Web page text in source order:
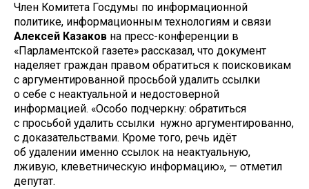
Член Комитета Госдумы по информационной
политике, информационным технологиям и связи
Алексей Казаков на пресс-конференции в
«Парламентской газете» рассказал, что документ
наделяет граждан правом обратиться к поисковикам
с аргументированной просьбой удалить ссылки
о себе с неактуальной и недостоверной
информацией. «Особо подчеркну: обратиться
с просьбой удалить ссылки нужно аргументированно,
с доказательствами. Кроме того, речь идёт
об удалении именно ссылок на неактуальную,
лживую, клеветническую информацию», — отметил
депутат.